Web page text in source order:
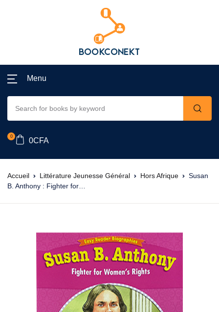
Menu
0
0CFA
Accueil Littérature Jeunesse Général Hors Afrique
Susan
B. Anthony : Fighter for…